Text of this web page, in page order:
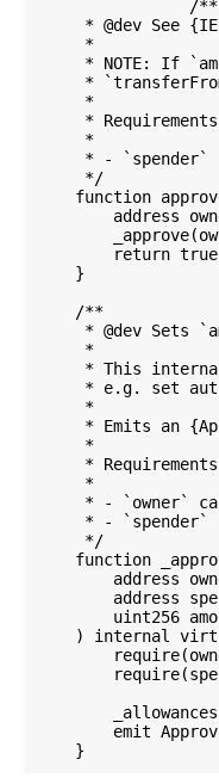
* @dev See
     *
* NOTE: If
*
     *
*
     *
* - `spender`
     */
function
address
return
    }
    /**
* @dev Sets
     *
* This
* e.g. set
     *
* Emits an
     *
*
     *
* - `owner`
* - `spender`
     */
function
address
address
uint256
) internal
emit